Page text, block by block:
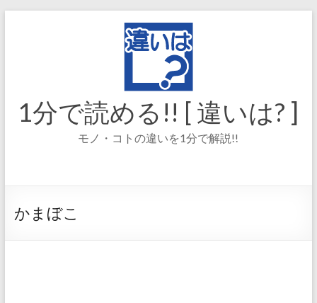
1分で読める!! [ 違いは? ]
モノ・コトの違いを1分で解説!!
かまぼこ